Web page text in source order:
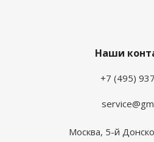
Наши
+7 (495)
Москва, 5-й